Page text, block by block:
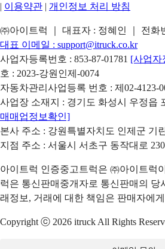
| 이용약관 | 개인정보 처리 방침
㈜아이트럭 ｜ 대표자 : 정혜인 ｜ 전화
대표 이메일 : support@itruck.co.kr
사업자등록번호 : 853-87-01781 [사업자
호 : 2023-강원인제-0074
자동차관리사업등록 번호 : 제02-4123-
사업장 소재지 : 경기도 화성시 우정읍
매매업정보확인]
본사 주소 : 강원특별자치도 인제군 기
지점 주소 : 서울시 서초구 동작대로
아이트럭 인증중고트럭은 ㈜아이트럭
럭은 통신판매중개자로 통신판매의 당
래정보, 거래에 대한 책임은 판매자에
Copyright ⓒ 2026 itruck All Rights